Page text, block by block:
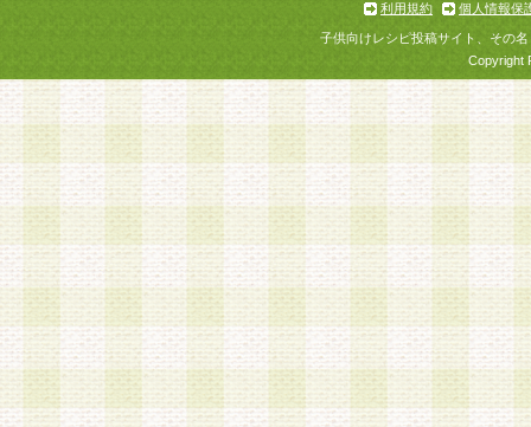
利用規約
個人情報保
子供向けレシピ投稿サイト、その
Copyright